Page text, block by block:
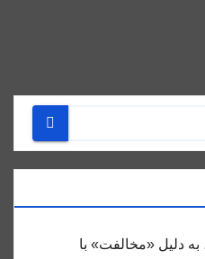
به دلیل «مخالفت» با